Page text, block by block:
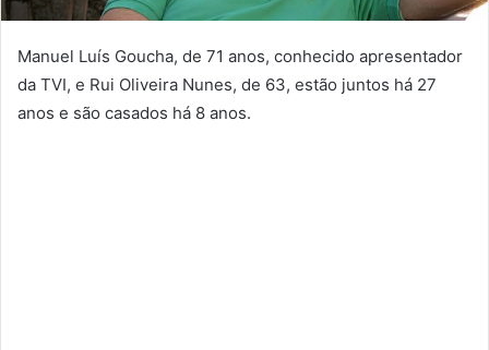
Manuel Luís Goucha, de 71 anos, conhecido apresentador
da TVI, e Rui Oliveira Nunes, de 63, estão juntos há 27
anos e são casados há 8 anos.